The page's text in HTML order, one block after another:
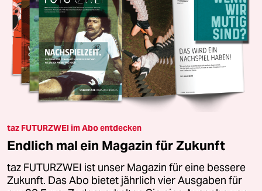
taz FUTURZWEI im Abo entdecken
Endlich mal ein Magazin für Zukunft
taz FUTURZWEI ist unser Magazin für eine bessere
Zukunft. Das Abo bietet jährlich vier Ausgaben für